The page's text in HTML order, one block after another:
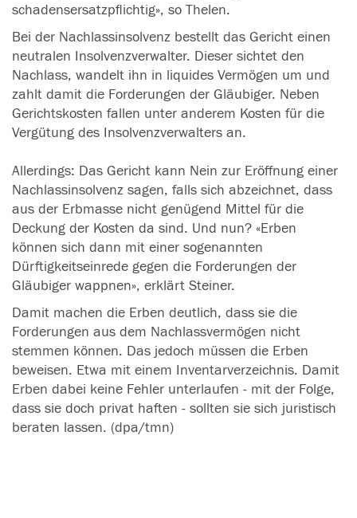
schadensersatzpflichtig», so Thelen.
Bei der Nachlassinsolvenz bestellt das Gericht einen
neutralen Insolvenzverwalter. Dieser sichtet den
Nachlass, wandelt ihn in liquides Vermögen um und
zahlt damit die Forderungen der Gläubiger. Neben
Gerichtskosten fallen unter anderem Kosten für die
Vergütung des Insolvenzverwalters an.
Allerdings: Das Gericht kann Nein zur Eröffnung einer
Nachlassinsolvenz sagen, falls sich abzeichnet, dass
aus der Erbmasse nicht genügend Mittel für die
Deckung der Kosten da sind. Und nun? «Erben
können sich dann mit einer sogenannten
Dürftigkeitseinrede gegen die Forderungen der
Gläubiger wappnen», erklärt Steiner.
Damit machen die Erben deutlich, dass sie die
Forderungen aus dem Nachlassvermögen nicht
stemmen können. Das jedoch müssen die Erben
beweisen. Etwa mit einem Inventarverzeichnis. Damit
Erben dabei keine Fehler unterlaufen - mit der Folge,
dass sie doch privat haften - sollten sie sich juristisch
beraten lassen. (dpa/tmn)